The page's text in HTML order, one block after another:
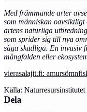
Med främmande arter
som människan
artens naturliga
som sprider sig till nya
säga skadliga. En invasiv
mångfalden eller
vierasalajit.fi:
Källa: Naturresursinstitutet
Dela